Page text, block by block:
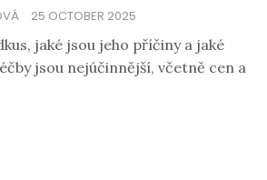
25 OCTOBER 2025
jaké jsou jeho příčiny a jaké
jsou nejúčinnější, včetně cen a